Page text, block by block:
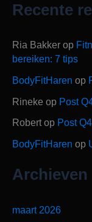
Recente
Ria Bakker op
bereiken: 7 tips
BodyFitHaren op
Rineke op Post
Robert op Post
BodyFitHaren op
Archieven
maart 2026